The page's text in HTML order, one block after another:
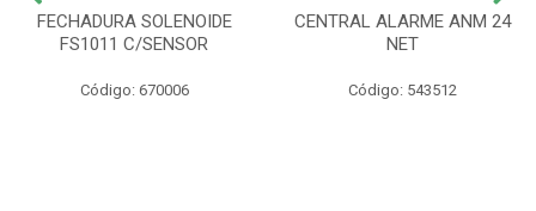
FECHADURA SOLENOIDE
FS1011 C/SENSOR
Código: 670006
CENTRAL ALARME ANM 24
NET
Código: 543512